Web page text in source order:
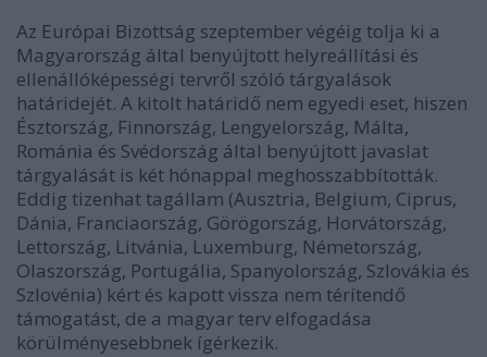
Az Európai Bizottság szeptember végéig tolja ki a
Magyarország által benyújtott helyreállítási és
ellenállóképességi tervről szóló tárgyalások
határidejét. A kitolt határidő nem egyedi eset, hiszen
Észtország, Finnország, Lengyelország, Málta,
Románia és Svédország által benyújtott javaslat
tárgyalását is két hónappal meghosszabbították.
Eddig tizenhat tagállam (Ausztria, Belgium, Ciprus,
Dánia, Franciaország, Görögország, Horvátország,
Lettország, Litvánia, Luxemburg, Németország,
Olaszország, Portugália, Spanyolország, Szlovákia és
Szlovénia) kért és kapott vissza nem térítendő
támogatást, de a magyar terv elfogadása
körülményesebbnek ígérkezik.